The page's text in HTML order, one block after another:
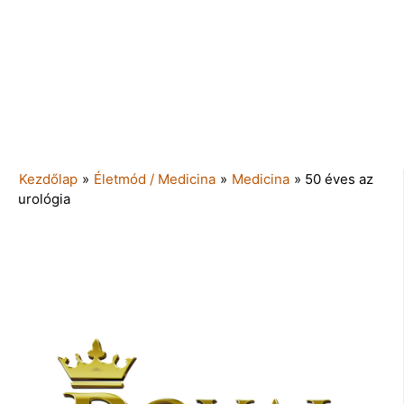
Kezdőlap » Életmód / Medicina » Medicina » 50 éves az
urológia